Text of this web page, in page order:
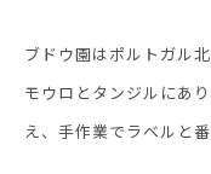
ブドウ園はポルトガル
モウロとタンジルにあ
え、手作業でラベルと